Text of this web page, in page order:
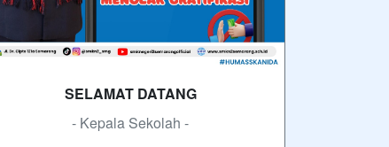
SELAMAT DATANG
- Kepala Sekolah -